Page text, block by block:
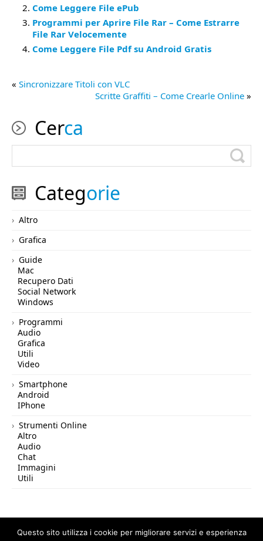
Come Leggere File ePub
Programmi per Aprire File Rar – Come Estrarre
File Rar Velocemente
Come Leggere File Pdf su Android Gratis
« Sincronizzare Titoli con VLC
Scritte Graffiti – Come Crearle Online »
Cerca
Categorie
Altro
Grafica
Guide
Mac
Recupero Dati
Social Network
Windows
Programmi
Audio
Grafica
Utili
Video
Smartphone
Android
IPhone
Strumenti Online
Altro
Audio
Chat
Immagini
Utili
Questo sito utilizza i cookie per migliorare servizi e esperienza